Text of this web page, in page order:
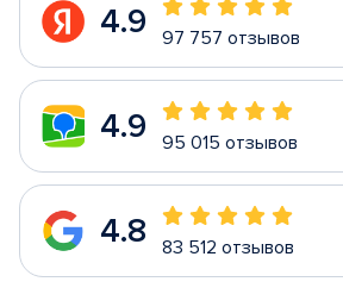
4.9 97 757 отзывов
4.9 95 015 отзывов
4.8 83 512 отзывов